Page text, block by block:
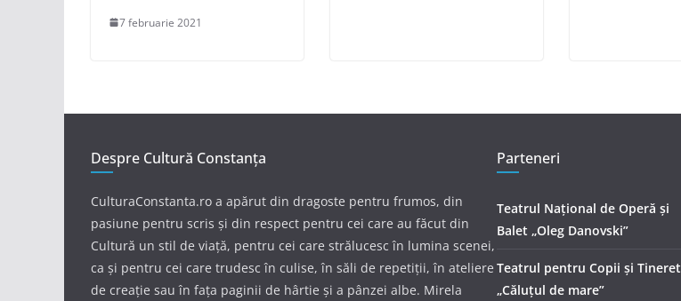
7 februarie 2021
Despre Cultură Constanța
CulturaConstanta.ro a apărut din dragoste pentru frumos, din
pasiune pentru scris și din respect pentru cei care au făcut din
Cultură un stil de viață, pentru cei care strălucesc în lumina scenei,
ca și pentru cei care trudesc în culise, în săli de repetiții, în ateliere
de creație sau în fața paginii de hârtie și a pânzei albe. Mirela
Parteneri
Teatrul Național de Operă și
Balet „Oleg Danovski”
Teatrul pentru Copii și Tineret
„Căluțul de mare”